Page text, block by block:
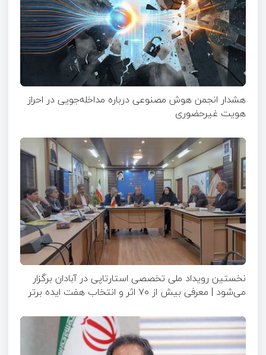
هشدار انجمن هوش مصنوعی درباره مداخله‌جویی در احراز
هویت غیرحضوری
نخستین رویداد ملی تخصصی استارتاپی در آبادان برگزار
می‌شود | معرفی بیش از ۷۰ اثر و انتخاب هفت ایده برتر